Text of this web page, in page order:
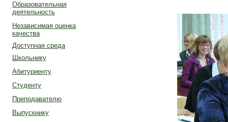
Образовательная
деятельность
Независимая оценка
качества
Доступная среда
Школьнику
Абитуриенту
Студенту
Преподавателю
Выпускнику